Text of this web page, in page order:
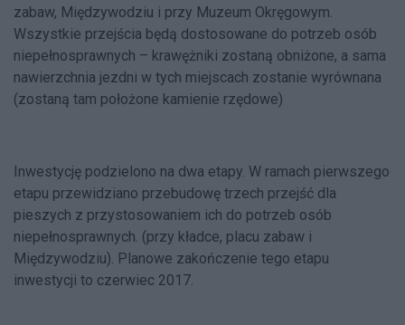
zabaw, Międzywodziu i przy Muzeum Okręgowym.
Wszystkie przejścia będą dostosowane do potrzeb osób
niepełnosprawnych – krawężniki zostaną obniżone, a sama
nawierzchnia jezdni w tych miejscach zostanie wyrównana
(zostaną tam położone kamienie rzędowe)
Inwestycję podzielono na dwa etapy. W ramach pierwszego
etapu przewidziano przebudowę trzech przejść dla
pieszych z przystosowaniem ich do potrzeb osób
niepełnosprawnych. (przy kładce, placu zabaw i
Międzywodziu). Planowe zakończenie tego etapu
inwestycji to czerwiec 2017.